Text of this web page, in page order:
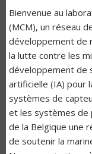
Bienvenue au
(MCM), un réseau
développement de
la lutte contre les
développement de
artificielle (IA) pour
systèmes de
et les systèmes de
de la Belgique une
de soutenir la